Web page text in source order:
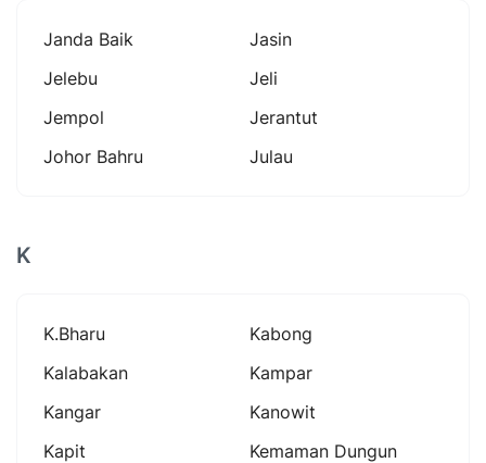
Janda Baik
Jasin
Jelebu
Jeli
Jempol
Jerantut
Johor Bahru
Julau
K
K.bharu
Kabong
Kalabakan
Kampar
Kangar
Kanowit
Kapit
Kemaman Dungun